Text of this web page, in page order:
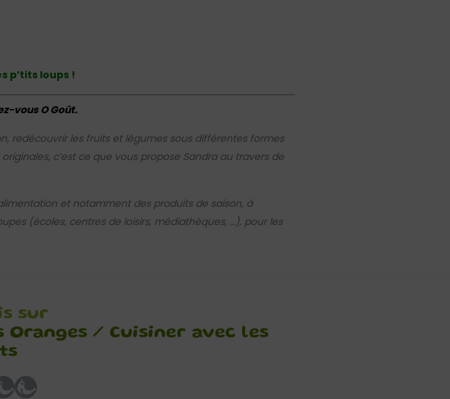
p’tits loups !
vous O Goût.
redécouvrir les fruits et légumes sous différentes formes
c’est ce que vous propose Sandra au travers de
et notamment des produits de saison, à
(écoles, centres de loisirs, médiathèques, …), pour les
sur
/ Cuisiner avec les